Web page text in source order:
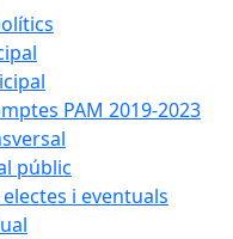
PAM 2019-2023
públic
i eventuals